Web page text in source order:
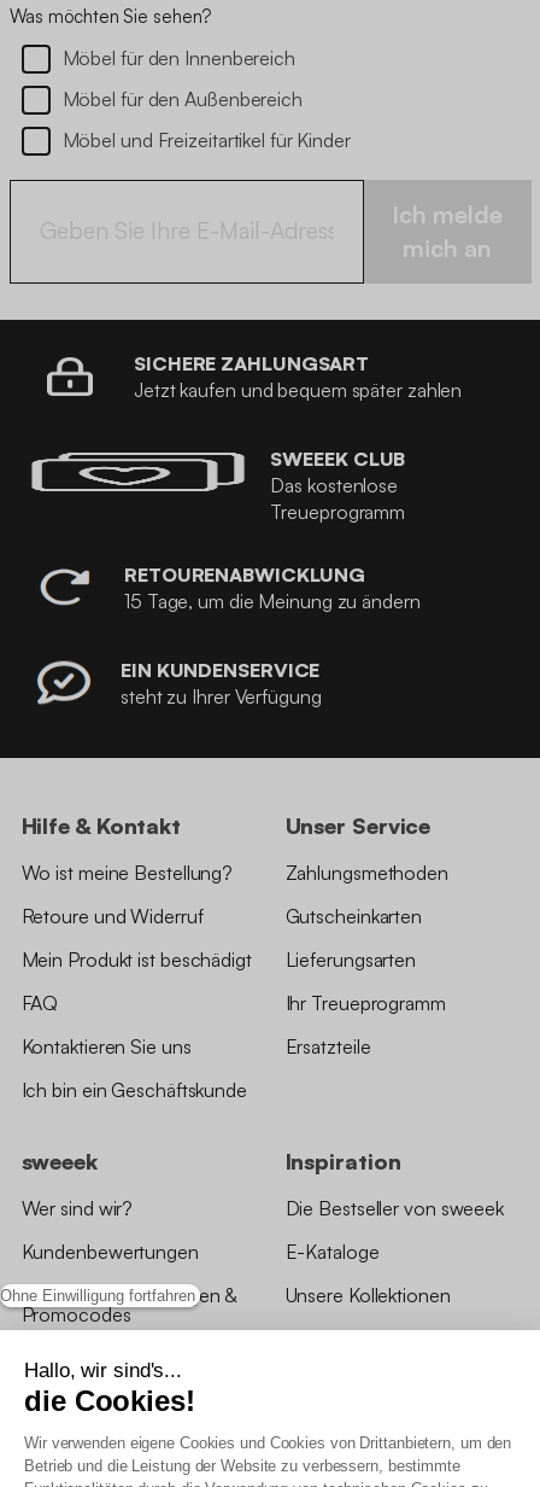
Ohne Einwilligung fortfahren
Hallo, wir sind's...
die Cookies!
Wir verwenden eigene Cookies und Cookies von Drittanbietern, um den
Betrieb und die Leistung der Website zu verbessern, bestimmte
Was möchten Sie sehen?
Möbel für den Innenbereich
Möbel für den Außenbereich
Möbel und Freizeitartikel für Kinder
Ich melde
mich an
SICHERE ZAHLUNGSART
Jetzt kaufen und bequem später zahlen
SWEEEK CLUB
Das kostenlose
Treueprogramm
RETOURENABWICKLUNG
15 Tage, um die Meinung zu ändern
EIN KUNDENSERVICE
steht zu Ihrer Verfügung
Hilfe & Kontakt
Wo ist meine Bestellung?
Retoure und Widerruf
Mein Produkt ist beschädigt
FAQ
Kontaktieren Sie uns
Ich bin ein Geschäftskunde
Unser Service
Zahlungsmethoden
Gutscheinkarten
Lieferungsarten
Ihr Treueprogramm
Ersatzteile
sweeek
Wer sind wir?
Kundenbewertungen
*Angebotsbedingungen &
Promocodes
Bewertungen von sweeek
Unsere Geschäfte
Inspiration
Die Bestseller von sweeek
E-Kataloge
Unsere Kollektionen